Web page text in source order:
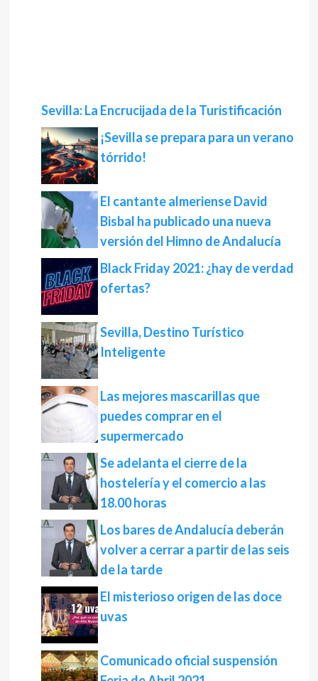
Sevilla: La Encrucijada de la Turistificación
¡Sevilla se prepara para un verano
tórrido!
El cantante almeriense David
Bisbal ha publicado una nueva
versión del Himno de Andalucía
Black Friday 2021: ¿hay de verdad
ofertas?
Sevilla, Destino Turístico
Inteligente
Las mejores mascarillas que
puedes comprar en el
supermercado
Se adelanta el cierre de la
hostelería y el comercio a las
18.00 horas
Los bares de Andalucía deberán
volver a cerrar a partir de las seis
de la tarde
El misterioso origen de las doce
uvas
Comunicado oficial suspensión